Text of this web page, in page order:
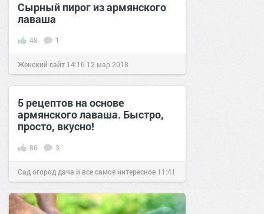
Сырный пирог из армянского
лаваша
48 1
Женский сайт 14:16 12 мар 2018
5 рецептов на основе
армянского лаваша. Быстро,
просто, вкусно!
86 3
Сад огород дача и все самое интересное 11:41
15 окт 2016